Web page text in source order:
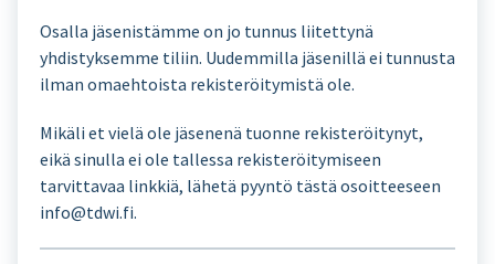
Osalla jäsenistämme on jo tunnus liitettynä
yhdistyksemme tiliin. Uudemmilla jäsenillä ei tunnusta
ilman omaehtoista rekisteröitymistä ole.
Mikäli et vielä ole jäsenenä tuonne rekisteröitynyt,
eikä sinulla ei ole tallessa rekisteröitymiseen
tarvittavaa linkkiä, lähetä pyyntö tästä osoitteeseen
info@tdwi.fi.